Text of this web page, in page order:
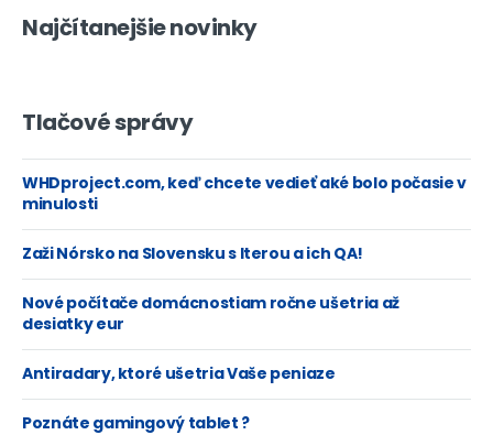
Najčítanejšie novinky
Tlačové správy
WHDproject.com, keď chcete vedieť aké bolo počasie v
minulosti
Zaži Nórsko na Slovensku s Iterou a ich QA!
Nové počítače domácnostiam ročne ušetria až
desiatky eur
Antiradary, ktoré ušetria Vaše peniaze
Poznáte gamingový tablet ?